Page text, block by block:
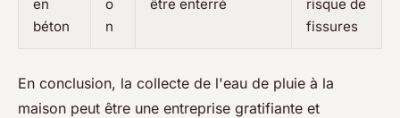
en
béton
o
n
être enterré
risque de
fissures
En conclusion, la collecte de l'eau de pluie à la
maison peut être une entreprise gratifiante et